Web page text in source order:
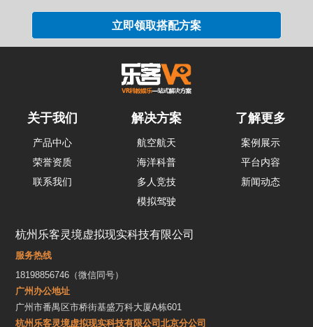
关于我们
产品中心
荣誉资质
联系我们
解决方案
航空航天
海洋科普
多人竞技
模拟驾驶
了解更多
案例展示
平台内容
新闻动态
杭州乐客灵境虚拟现实科技有限公司
服务热线
18198856746（微信同号）
广州办公地址
广州市番禺区市桥街基盛万科大厦A栋601
杭州乐客灵境虚拟现实科技有限公司北京分公司